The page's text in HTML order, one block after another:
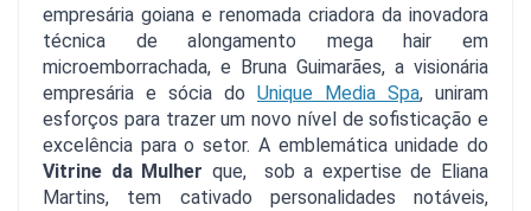
empresária goiana e renomada criadora da inovadora
técnica de alongamento mega hair em
microemborrachada, e Bruna Guimarães, a visionária
empresária e sócia do Unique Media Spa, uniram
esforços para trazer um novo nível de sofisticação e
excelência para o setor.
Vitrine da Mulher que,  sob a expertise de Eliana
Martins, tem cativado personalidades notáveis,